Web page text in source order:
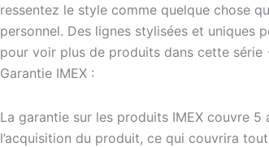
ressentez le style comme quelque chose
personnel. Des lignes stylisées et uniques
pour voir plus de produits dans cette série -
Garantie IMEX :
La garantie sur les produits IMEX couvre 5
l’acquisition du produit, ce qui couvrira